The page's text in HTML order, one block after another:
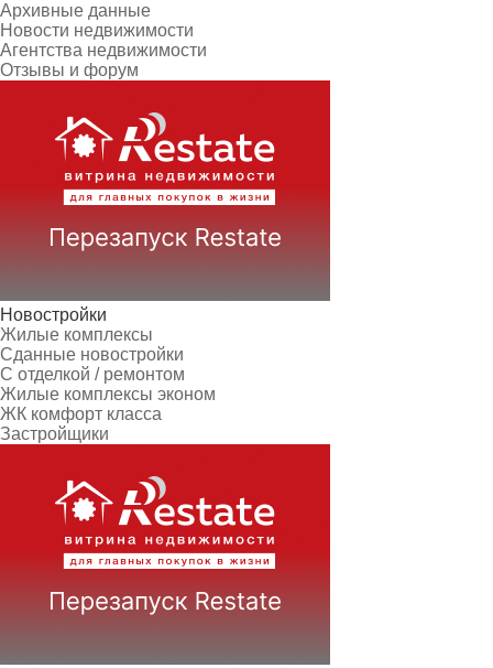
Архивные данные
Новости недвижимости
Агентства недвижимости
Отзывы и форум
Новостройки
Жилые комплексы
Сданные новостройки
С отделкой / ремонтом
Жилые комплексы эконом
ЖК комфорт класса
Застройщики